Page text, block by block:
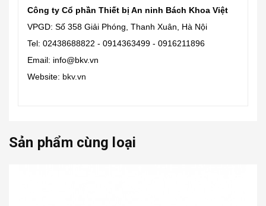
Công ty Cổ phần Thiết bị An ninh Bách Khoa Việt
VPGD: Số 358 Giải Phóng, Thanh Xuân, Hà Nội
Tel: 02438688822 - 0914363499 - 0916211896
Email: info@bkv.vn
Website: bkv.vn
Sản phẩm cùng loại